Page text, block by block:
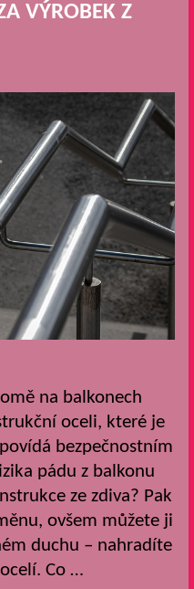
VÝROBEK Z
na balkonech
oceli, které je
bezpečnostním
pádu z balkonu
ze zdiva? Pak
ovšem můžete ji
duchu – nahradíte
Co …